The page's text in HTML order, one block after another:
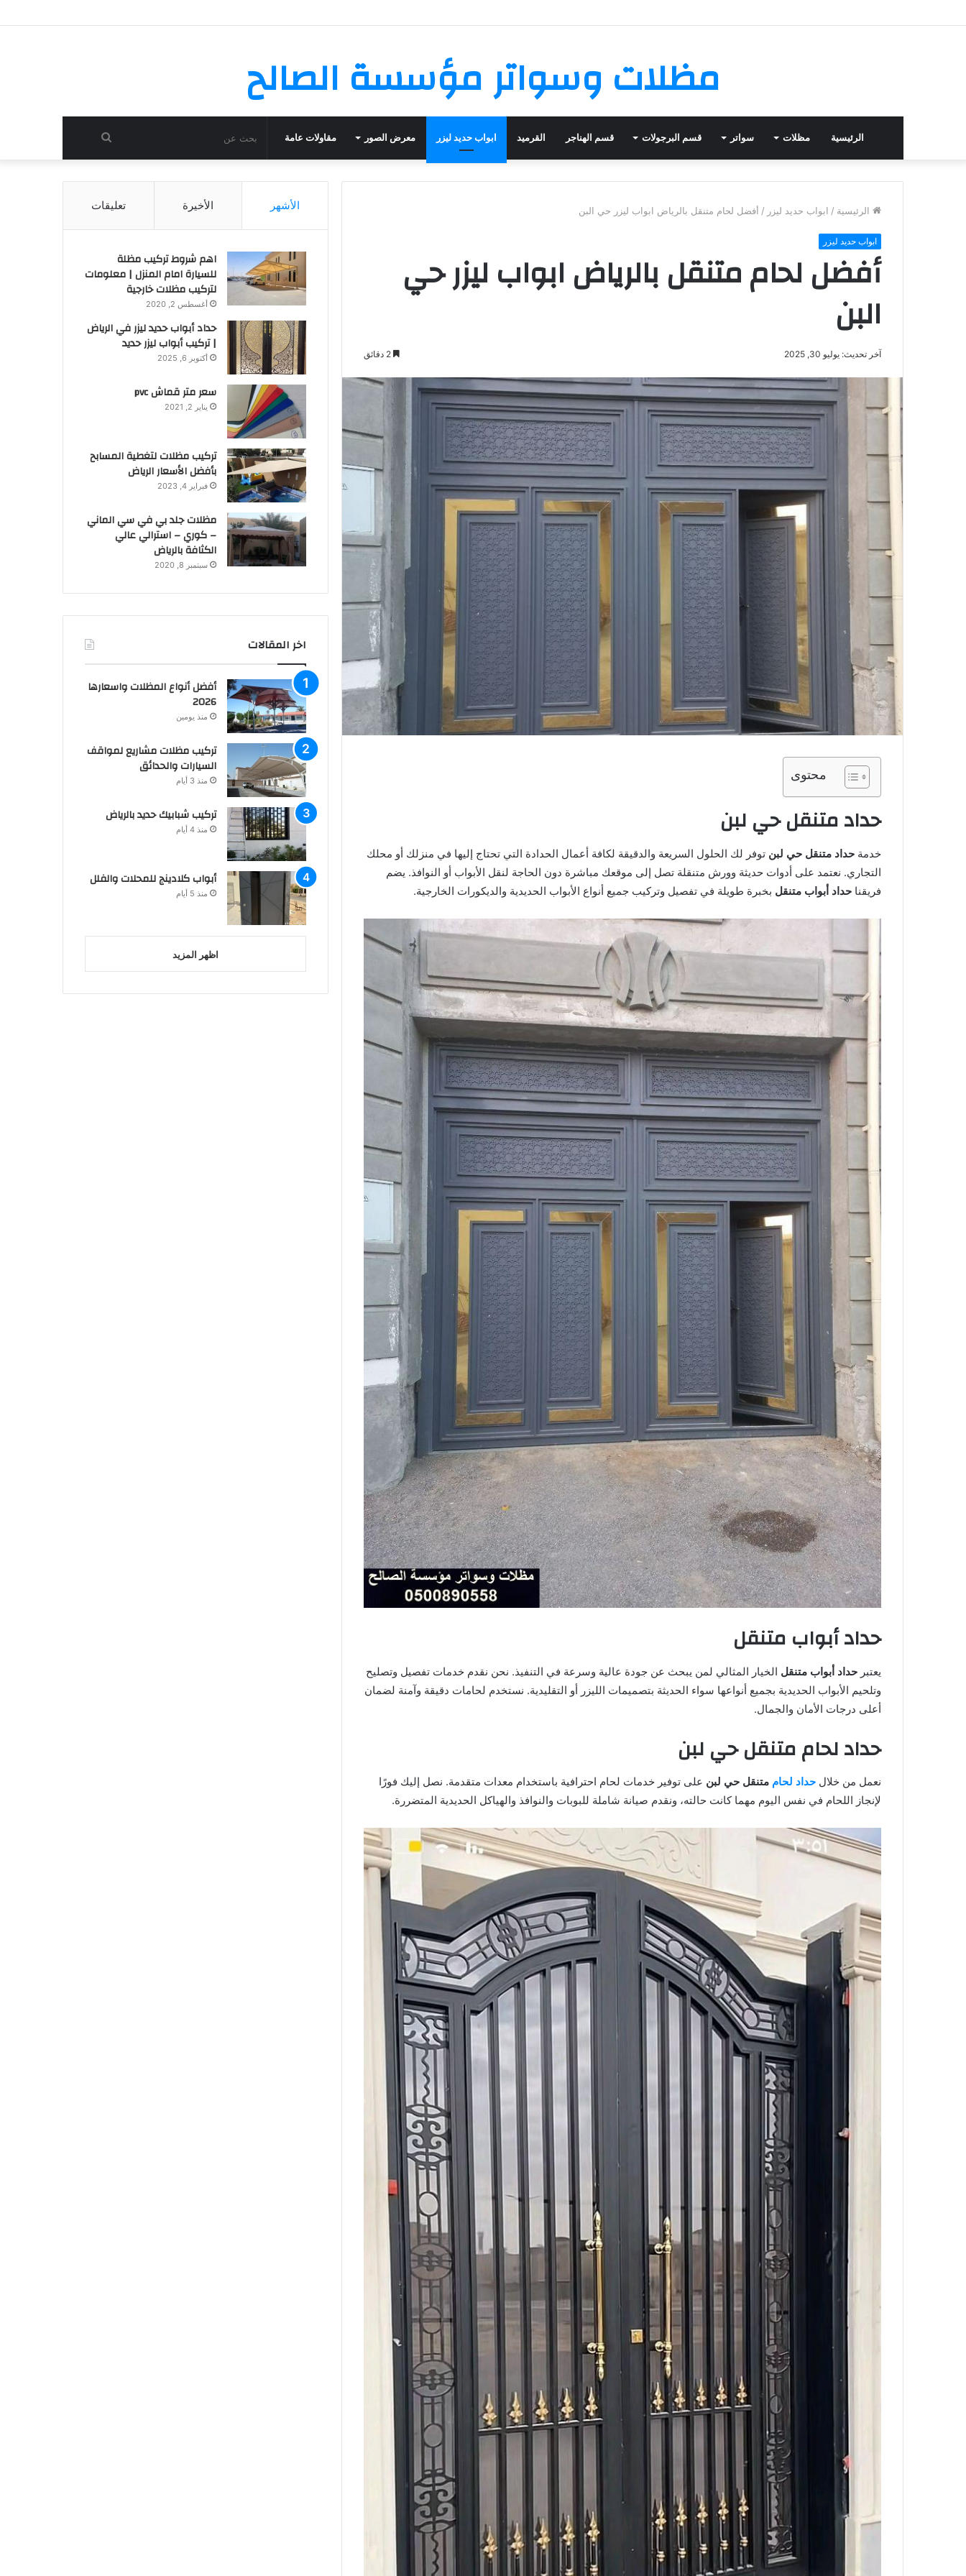
مظلات وسواتر مؤسسة الصالح
الرئيسية مظلات سواتر قسم البرجولات قسم الهناجر القرميد ابواب حديد ليزر معرض الصور مقاولات عامة
عن
الرئيسية / ابواب حديد ليزر / أفضل لحام متنقل بالرياض ابواب ليزر حي البن
ابواب حديد ليزر
أفضل لحام متنقل بالرياض ابواب ليزر حي
البن
آخر تحديث: يوليو 30, 2025
محتوى
حداد متنقل حي لبن
خدمة حداد متنقل حي لبن توفر لك الحلول السريعة والدقيقة لكافة أعمال الحدادة التي تحتاج إليها في منزلك أو محلك
التجاري. نعتمد على أدوات حديثة وورش متنقلة تصل إلى موقعك مباشرة دون الحاجة لنقل الأبواب أو النوافذ. يضم
فريقنا حداد أبواب متنقل بخبرة طويلة في تفصيل وتركيب جميع أنواع الأبواب الحديدية والديكورات الخارجية.
حداد أبواب متنقل
يعتبر حداد أبواب متنقل الخيار المثالي لمن يبحث عن جودة عالية وسرعة في التنفيذ. نحن نقدم خدمات تفصيل وتصليح
وتلحيم الأبواب الحديدية بجميع أنواعها سواء الحديثة بتصميمات الليزر أو التقليدية. نستخدم لحامات دقيقة وآمنة لضمان
أعلى درجات الأمان والجمال.
حداد لحام متنقل حي لبن
نعمل من خلال حداد لحام متنقل حي لبن على توفير خدمات لحام احترافية باستخدام معدات متقدمة. نصل إليك فورًا
لإنجاز اللحام في نفس اليوم مهما كانت حالته، ونقدم صيانة شاملة للبوبات والنوافذ والهياكل الحديدية المتضررة.
الأشهر الأخيرة تعليقات
اهم شروط تركيب مظلة
للسيارة امام المنزل | معلومات
لتركيب مظلات خارجية
أغسطس 2, 2020
حداد أبواب حديد ليزر في الرياض
| تركيب أبواب ليزر حديد
أكتوبر 6, 2025
سعر متر قماش pvc
يناير 2, 2021
تركيب مظلات لتغطية المسابح
بأفضل الأسعار الرياض
فبراير 4, 2023
مظلات جلد بي في سي الماني
– كوري – استرالي عالي
الكثافة بالرياض
سبتمبر 8, 2020
اخر المقالات
أفضل أنواع المظلات واسعارها
2026
منذ يومين
تركيب مظلات مشاريع لمواقف
السيارات والحدائق
منذ 3 أيام
تركيب شبابيك حديد بالرياض
منذ 4 أيام
أبواب كلادينج للمحلات والفلل
منذ 5 أيام
اظهر المزيد